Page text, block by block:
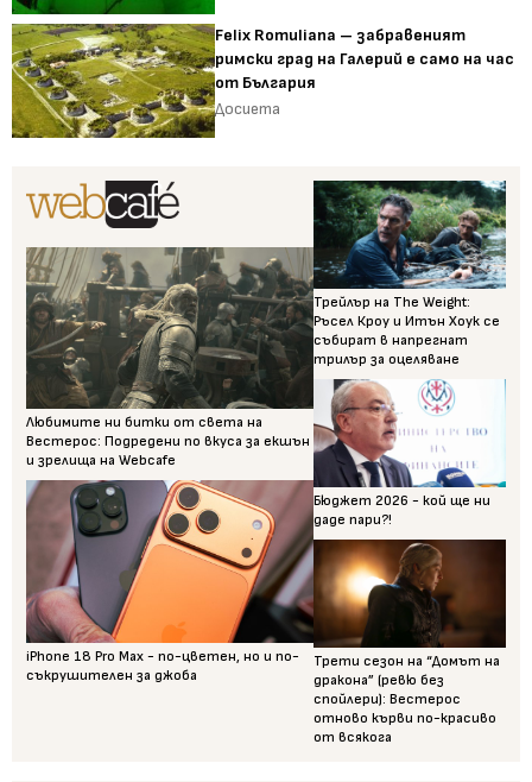
Felix Romuliana – забравеният
римски град на Галерий е само на час
от България
Досиета
Любимите ни битки от света на
Вестерос: Подредени по вкуса за екшън
и зрелища на Webcafe
iPhone 18 Pro Max - по-цветен, но и по-
съкрушителен за джоба
Трейлър на The Weight:
Ръсел Кроу и Итън Хоук се
събират в напрегнат
трилър за оцеляване
Бюджет 2026 - кой ще ни
даде пари?!
Трети сезон на “Домът на
дракона” (ревю без
спойлери): Вестерос
отново кърви по-красиво
от всякога